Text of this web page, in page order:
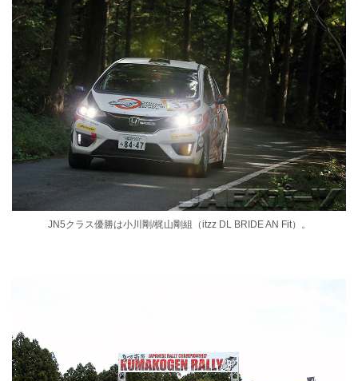
JN5クラス優勝は小川剛/梶山剛組（itzz DL BRIDE AN Fit）。